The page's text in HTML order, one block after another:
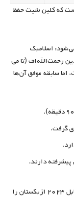
که کلین شیت حفظ
می‌شود: اسلامبک
سپتامبر ۲۰۲۴) و جمال‌الدین رحمت‌الله‌اف (تا می
اما سابقه موفق آن‌ها
دارند.
کره جنوبی با دفاع مستحکم و ضدحمله سریع، در تقابل ۲۰۲۳ ازبکستان را